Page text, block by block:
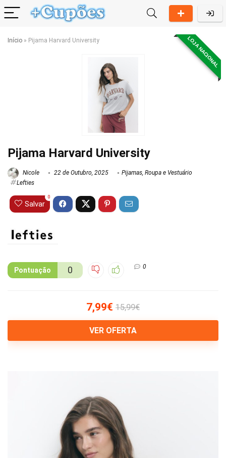
Início » Pijama Harvard University LOJA NACIONAL
Pijama Harvard University
Nicole 22 de Outubro, 2025 Pijamas, Roupa e Vestuário
Lefties
Salvar
0
Pontuação 0 0
7,99€ 15,99€
VER OFERTA